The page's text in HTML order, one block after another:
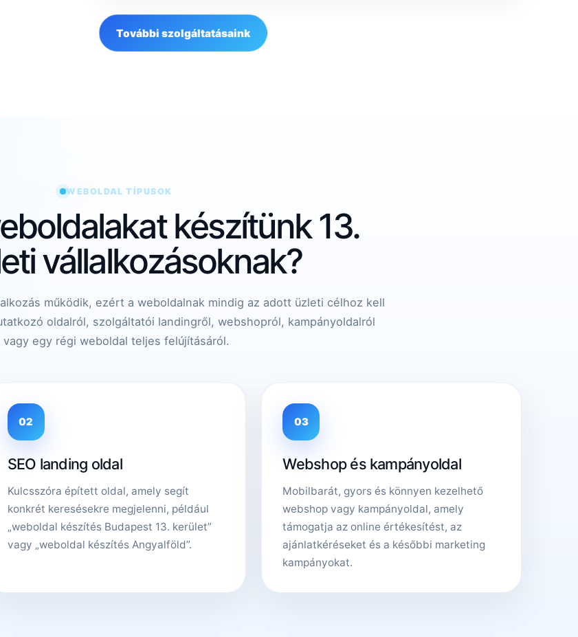
További szolgáltatásaink
WEBOLDAL TÍPUSOK
készítünk 13.
vállalkozásoknak?
működik, ezért a weboldalnak mindig az adott üzleti célhoz kell
oldalról, szolgáltatói landingről, webshopról, kampányoldalról
vagy egy régi weboldal teljes felújításáról.
02
SEO landing oldal
Kulcsszóra épített oldal, amely segít
konkrét keresésekre megjelenni, például
„weboldal készítés Budapest 13. kerület”
vagy „weboldal készítés Angyalföld”.
03
Webshop és kampányoldal
Mobilbarát, gyors és könnyen kezelhető
webshop vagy kampányoldal, amely
támogatja az online értékesítést, az
ajánlatkéréseket és a későbbi marketing
kampányokat.